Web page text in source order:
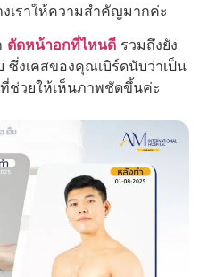
งเราให้ความสำคัญมากค่ะ
ตัดหน้าอกที่ไหนดี รวมถึงยัง
ซึ่งเคสของคุณเบิร์ดนับว่าเป็น
ที่ช่วยให้เห็นภาพชัดขึ้นค่ะ